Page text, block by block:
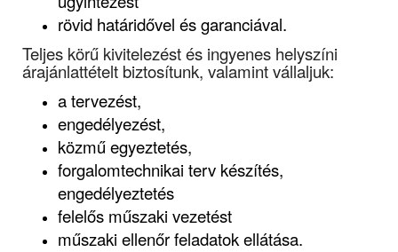
rövid határidővel és garanciával.
Teljes körű kivitelezést és ingyenes helyszíni
árajánlattételt biztosítunk, valamint vállaljuk:
a tervezést,
engedélyezést,
közmű egyeztetés,
forgalomtechnikai terv készítés,
engedélyeztetés
felelős műszaki vezetést
műszaki ellenőr feladatok ellátása.